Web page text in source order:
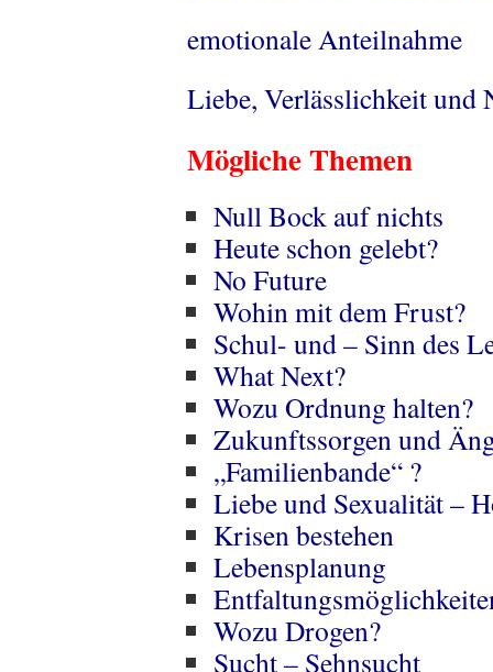
emotionale Anteilnahme
Liebe, Verlässlichkeit und
Mögliche Themen
Null Bock auf nichts
Heute schon gelebt?
No Future
Wohin mit dem Frust?
Schul- und – Sinn des
What Next?
Wozu Ordnung halten?
Zukunftssorgen und
„Familienbande“ ?
Liebe und Sexualität –
Krisen bestehen
Lebensplanung
Wozu Drogen?
Sucht – Sehnsucht